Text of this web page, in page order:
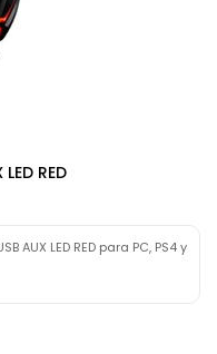
RED
AUX LED RED para PC, PS4 y